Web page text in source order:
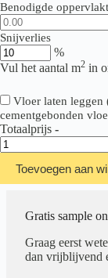
Benodigde
Snijverlies
%
Vul het aantal m2 in
Vloer laten leggen
cementgebonden
Totaalprijs -
Hebeta/Montinique
Clermont
Plank
aantal
Toevoegen aan
Gratis sample
Graag eerst
dan vrijblijvend